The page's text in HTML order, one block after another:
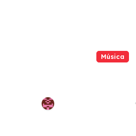
Música
dominam o país
Redação Pop Waves